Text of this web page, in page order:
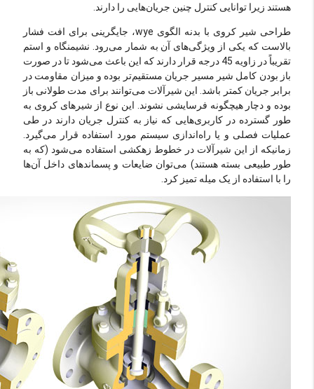
هستند زیرا توانایی کنترل چنین جریان‌هایی را دارند.
طراحی شیر کروی با بدنه الگوی wye، جایگرینی برای افت فشار
بالاست که یکی از ویژگی‌های آن به شمار می‌رود. نشیمنگاه و استم
تقریباً در زاویه 45 درجه قرار دارند که این باعث می‌شود تا در صورت
باز بودن کامل شیر مسیر جریان مستقیم‌تر بوده و میزان مقاومت در
برابر جریان کمتر باشد. این شیرآلات می‌توانند برای مدت طولانی باز
بوده و دچار هیچگونه فرسایشی نشوند. این نوع از شیرهای کروی به
طور گسترده در کاربری‌هایی که نیاز به کنترل جریان دارند در طی
عملیات فصلی و یا راه‌اندازی سیستم مورد استفاده قرار می‌گیرد.
زمانیکه از این شیرآلات در خطوط زهکشی استفاده می‌شود (که به
طور طبیعی بسته هستند) می‌توان ضایعات و پسماندهای داخل آن‌ها
را با استفاده از یک میله تمیز کرد.